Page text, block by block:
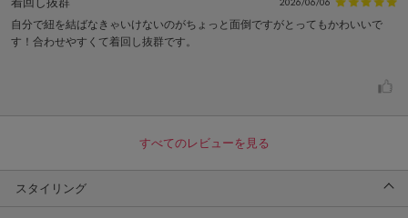
自分で紐を結ばなきゃいけないのがちょっと面倒ですがとってもかわいいで
す！合わせやすくて着回し抜群です。
すべてのレビューを見る
スタイリング